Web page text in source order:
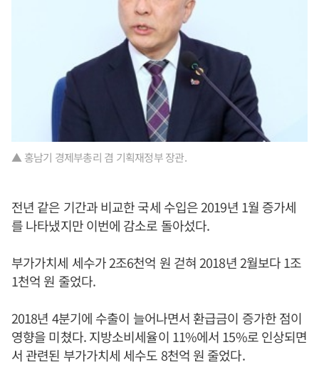
▲ 홍남기 경제부총리 겸 기획재정부 장관.
전년 같은 기간과 비교한 국세 수입은 2019년 1월 증가세
를 나타냈지만 이번에 감소로 돌아섰다.
부가가치세 세수가 2조6천억 원 걷혀 2018년 2월보다 1조
1천억 원 줄었다.
2018년 4분기에 수출이 늘어나면서 환급금이 증가한 점이
영향을 미쳤다. 지방소비세율이 11%에서 15%로 인상되면
서 관련된 부가가치세 세수도 8천억 원 줄었다.